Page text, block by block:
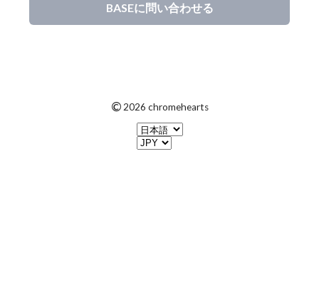
BASEに問い合わせる
© 2026 chromehearts